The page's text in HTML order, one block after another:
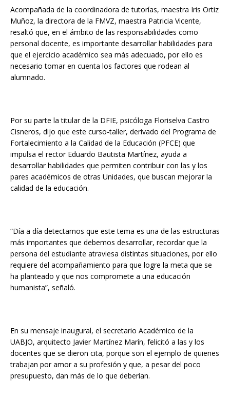
Acompañada de la coordinadora de tutorías, maestra Iris Ortiz
Muñoz, la directora de la FMVZ, maestra Patricia Vicente,
resaltó que, en el ámbito de las responsabilidades como
personal docente, es importante desarrollar habilidades para
que el ejercicio académico sea más adecuado, por ello es
necesario tomar en cuenta los factores que rodean al
alumnado.
Por su parte la titular de la DFIE, psicóloga Floriselva Castro
Cisneros, dijo que este curso-taller, derivado del Programa de
Fortalecimiento a la Calidad de la Educación (PFCE) que
impulsa el rector Eduardo Bautista Martínez, ayuda a
desarrollar habilidades que permiten contribuir con las y los
pares académicos de otras Unidades, que buscan mejorar la
calidad de la educación.
“Día a día detectamos que este tema es una de las estructuras
más importantes que debemos desarrollar, recordar que la
persona del estudiante atraviesa distintas situaciones, por ello
requiere del acompañamiento para que logre la meta que se
ha planteado y que nos compromete a una educación
humanista”, señaló.
En su mensaje inaugural, el secretario Académico de la
UABJO, arquitecto Javier Martínez Marín, felicitó a las y los
docentes que se dieron cita, porque son el ejemplo de quienes
trabajan por amor a su profesión y que, a pesar del poco
presupuesto, dan más de lo que deberían.